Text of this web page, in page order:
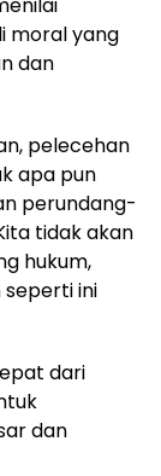
moral yang
dan
pelecehan
apa pun
perundang-
tidak akan
hukum,
seperti ini
dari
dan